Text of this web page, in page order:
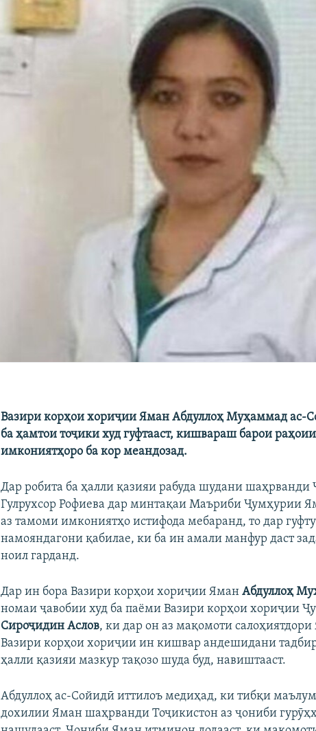
Вазири корҳои хориҷии Яман Абдуллоҳ Муҳаммад ас-
ба ҳамтои тоҷики худ гуфтааст, кишвараш барои
имкониятҳоро ба кор меандозад.
Дар робита ба ҳалли қазияи рабуда шудани
Гулрухсор Рофиева дар минтақаи Маъриби Ҷумҳурии
аз тамоми имкониятҳо истифода мебаранд, то дар
намояндагони қабилае, ки ба ин амали манфур даст
ноил гарданд.
Дар ин бора Вазири корҳои хориҷии ЯманАбдуллоҳ
номаи ҷавобии худ ба паёми Вазири корҳои хориҷии
Сироҷидин Аслов, ки дар он аз мақомоти
Вазири корҳои хориҷии ин кишвар андешидани
ҳалли қазияи мазкур тақозо шуда буд, навиштааст.
Абдуллоҳ ас-Сойидӣ иттилоъ медиҳад, ки тибқи
дохилии Яман шаҳрванди Тоҷикистон аз ҷониби